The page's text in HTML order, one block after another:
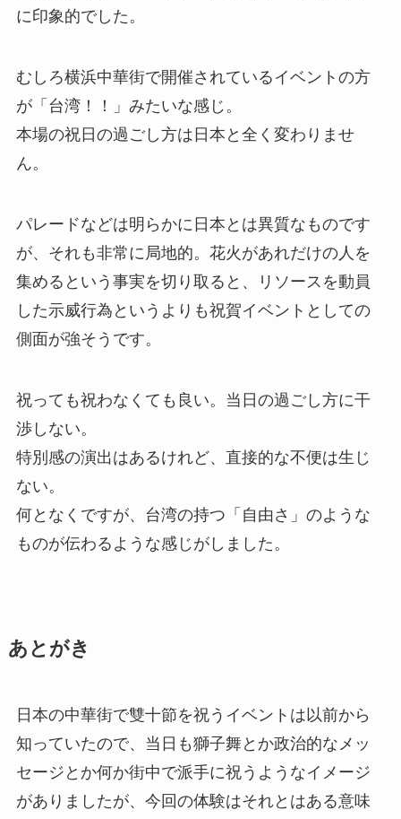
に印象的でした。
むしろ横浜中華街で開催されているイベントの方
が「台湾！！」みたいな感じ。
本場の祝日の過ごし方は日本と全く変わりませ
ん。
パレードなどは明らかに日本とは異質なものです
が、それも非常に局地的。花火があれだけの人を
集めるという事実を切り取ると、リソースを動員
した示威行為というよりも祝賀イベントとしての
側面が強そうです。
祝っても祝わなくても良い。当日の過ごし方に干
渉しない。
特別感の演出はあるけれど、直接的な不便は生じ
ない。
何となくですが、台湾の持つ「自由さ」のような
ものが伝わるような感じがしました。
あとがき
日本の中華街で雙十節を祝うイベントは以前から
知っていたので、当日も獅子舞とか政治的なメッ
セージとか何か街中で派手に祝うようなイメージ
がありましたが、今回の体験はそれとはある意味